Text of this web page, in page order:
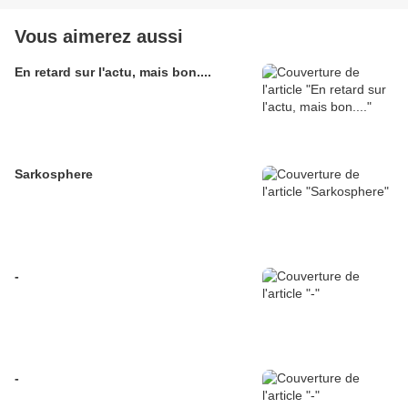
Vous aimerez aussi
En retard sur l'actu, mais bon....
Sarkosphere
-
-